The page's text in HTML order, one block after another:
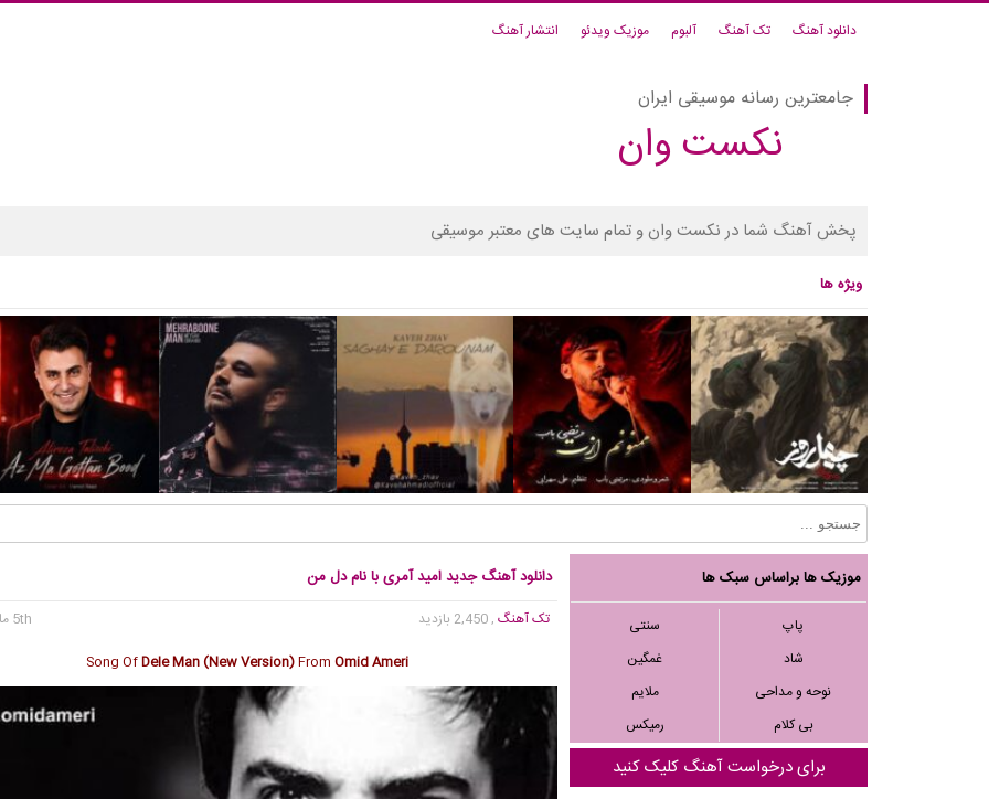
دانلود آهنگ تک آهنگ آلبوم موزیک ویدئو انتشار آهنگ
جامعترین رسانه موسیقی ایران
نکست وان
پخش آهنگ شما در نکست وان و تمام سایت های معتبر موسیقی
ویژه ها
موزیک ها براساس سبک ها
پاپ
سنتی
شاد
غمگین
نوحه و مداحی
ملایم
بی کلام
رمیکس
برای درخواست آهنگ کلیک کنید
دانلود آهنگ جدید امید آمری با نام دل من
تک آهنگ, 2,450 بازدید
5th مارس 2020
Song OfDele Man (New Version)FromOmid Ameri